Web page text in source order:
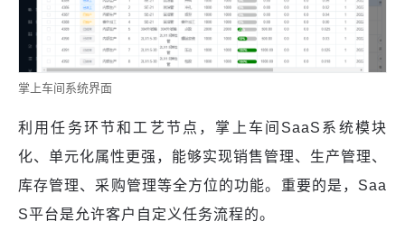
掌上车间系统界面
利用任务环节和工艺节点，掌上车间SaaS系统模块
化、单元化属性更强，能够实现销售管理、生产管理、
库存管理、采购管理等全方位的功能。重要的是，Saa
S平台是允许客户自定义任务流程的。